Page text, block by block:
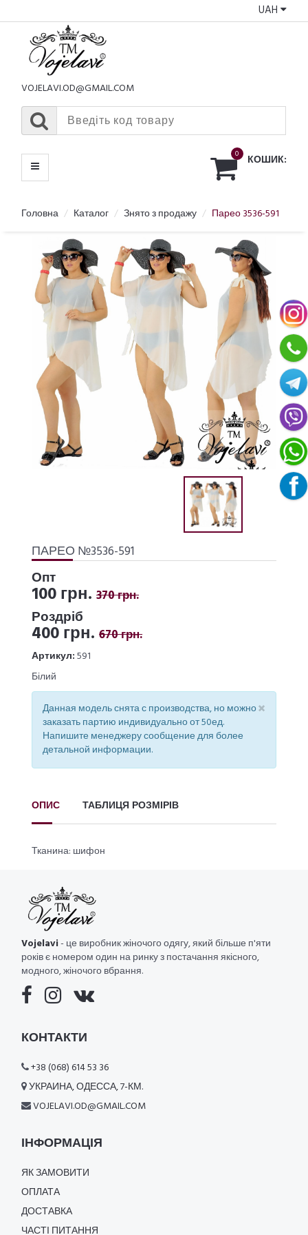
UAH
VOJELAVI.OD@GMAIL.COM
0 КОШИК:
МЕНЮ
Головна Каталог Знято з продажу Парео 3536-591
ПАРЕО №3536-591
Опт
100 грн. 370 грн.
Роздріб
400 грн. 670 грн.
Артикул:591
Білий
×
Данная модель снята с производства, но можно
заказать партию индивидуально от 50ед.
Напишите менеджеру сообщение для более
детальной информации.
ОПИС ТАБЛИЦЯ РОЗМІРІВ
Тканина: шифон
Vojelavi- це виробник жіночого одягу, який більше п'яти
років є номером один на ринку з постачання якісного,
модного, жіночого вбрання.
КОНТАКТИ
+38 (068) 614 53 36
УКРАИНА, ОДЕССА, 7-КМ.
VOJELAVI.OD@GMAIL.COM
ІНФОРМАЦІЯ
ЯК ЗАМОВИТИ
ОПЛАТА
ДОСТАВКА
ЧАСТІ ПИТАННЯ